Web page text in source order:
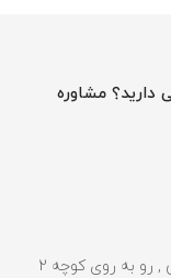
تا 9 شب، پرسشی دارید؟ مشاوره
فارس - شیراز - بلوار زرهی , میدان باغ حوض , رو به روی کوچه 2